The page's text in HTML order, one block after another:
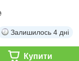
Залишилось 4 дні
Купити